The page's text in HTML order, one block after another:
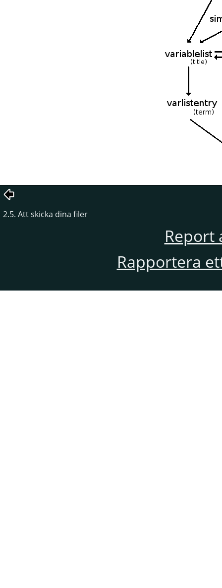
2.5. Att skicka dina filer
Report
Rapportera